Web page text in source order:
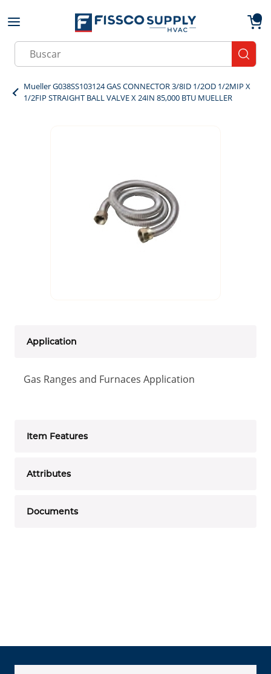
Skip to main content
Site Search
Mueller G038SS103124 GAS CONNECTOR 3/8ID 1/2OD 1/2MIP X
1/2FIP STRAIGHT BALL VALVE X 24IN 85,000 BTU MUELLER
Application
Gas Ranges and Furnaces Application
Item Features
Attributes
Documents